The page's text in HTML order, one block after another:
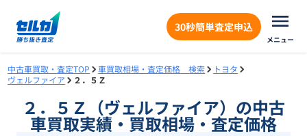
30秒簡単査定申込
メニュー
中古車買取・査定TOP 車買取相場・査定価格 検索
トヨタ
ヴェルファイア
２．５Ｚ
２．５Ｚ（ヴェルファイア）の中古
車買取実績・買取相場・査定価格